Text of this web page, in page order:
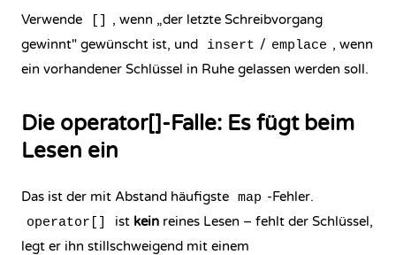
Verwende
, wenn „der letzte Schreibvorgang
gewinnt" gewünscht ist, und
insert / emplace , wenn
ein vorhandener Schlüssel in Ruhe gelassen werden soll.
Die operator[]-Falle: Es fügt beim
Lesen ein
Das ist der mit Abstand häufigste map -Fehler.
operator[] ist kein reines Lesen – fehlt der Schlüssel,
legt er ihn stillschweigend mit einem